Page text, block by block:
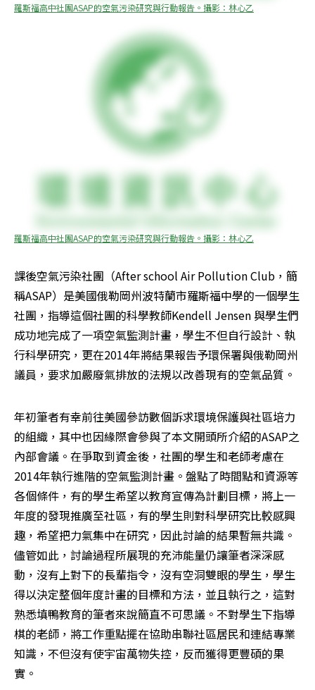
羅斯福高中社團ASAP的空氣污染研究與行動報告。攝影：林心乙
羅斯福高中社團ASAP的空氣污染研究與行動報告。攝影：林心乙
課後空氣污染社團（After school Air Pollution Club，簡
稱ASAP）是美國俄勒岡州波特蘭市羅斯福中學的一個學生
社團，指導這個社團的科學教師Kendell Jensen 與學生們
成功地完成了一項空氣監測計畫，學生不但自行設計、執
行科學研究，更在2014年將結果報告予環保署與俄勒岡州
議員，要求加嚴廢氣排放的法規以改善現有的空氣品質。
年初筆者有幸前往美國參訪數個訴求環境保護與社區培力
的組織，其中也因緣際會參與了本文開頭所介紹的ASAP之
內部會議。在爭取到資金後，社團的學生和老師考慮在
2014年執行進階的空氣監測計畫。盤點了時間點和資源等
各個條件，有的學生希望以教育宣傳為計劃目標，將上一
年度的發現推廣至社區，有的學生則對科學研究比較感興
趣，希望把力氣集中在研究，因此討論的結果暫無共識。
儘管如此，討論過程所展現的充沛能量仍讓筆者深深感
動，沒有上對下的長輩指令，沒有空洞雙眼的學生，學生
得以決定整個年度計畫的目標和方法，並且執行之，這對
熟悉填鴨教育的筆者來說簡直不可思議。不對學生下指導
棋的老師，將工作重點擺在協助串聯社區居民和連結專業
知識，不但沒有使宇宙萬物失控，反而獲得更豐碩的果
實。